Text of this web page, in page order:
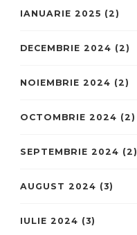
IANUARIE 2025 (2)
DECEMBRIE 2024 (2)
NOIEMBRIE 2024 (2)
OCTOMBRIE 2024 (2)
SEPTEMBRIE 2024 (2)
AUGUST 2024 (3)
IULIE 2024 (3)